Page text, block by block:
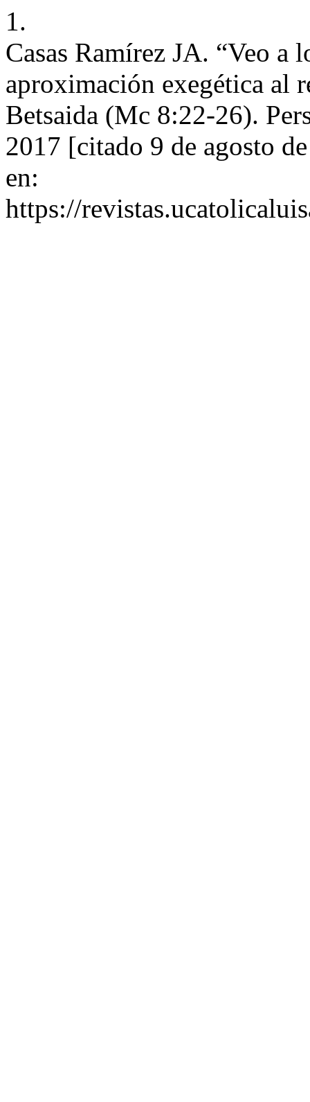
1.
Casas Ramírez JA. “Veo a
aproximación exegética al
Betsaida (Mc 8:22-26).
2017 [citado 9 de agosto
en:
https://